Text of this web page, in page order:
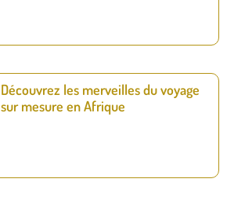
Découvrez les merveilles du voyage
sur mesure en Afrique